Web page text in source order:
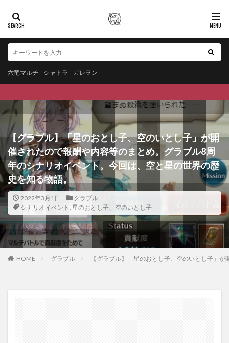
六竜マルチ シャトラ ガレヲン
【グラブル】「星のおとし子、空のいとし子」が開
催されたので報酬や内容等のまとめ。グラブル8周
年のシナリオイベント。今回は、空と星の世界の歴
史を知る物語。
2022年3月1日
グラブル
シナリオイベント , 星のおとし子、空のいとし子
HOME グラブル 【グラブル】「星のおとし子、空のいとし子」